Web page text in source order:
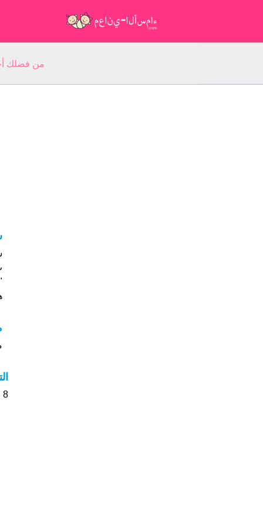
من فضلك أجب عن 5 أسئلة عن
8 الأشخاص بأسم سيف صوت على اسمائهم . من فضلك